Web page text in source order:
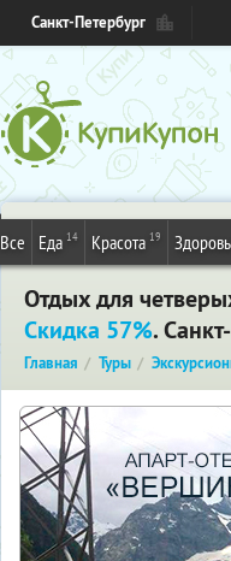
Санкт-Петербург
Все Еда 14 Красота 19
Отдых для
Скидка 57%.
Главная Туры